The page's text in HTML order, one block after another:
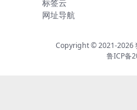
标签云
网址导航
Copyright © 2021-2026
鲁ICP备